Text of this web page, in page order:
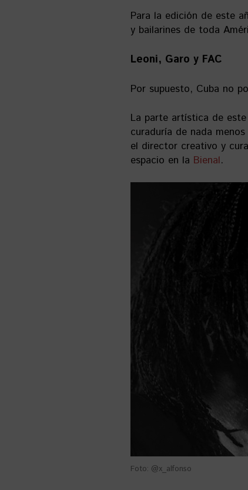
Para la edición de este
y bailarines de toda
Leoni, Garo y FAC
Por supuesto, Cuba no
La parte artística de
curaduría de nada
el director creativo y
espacio en la Bienal.
Foto: @x_alfonso